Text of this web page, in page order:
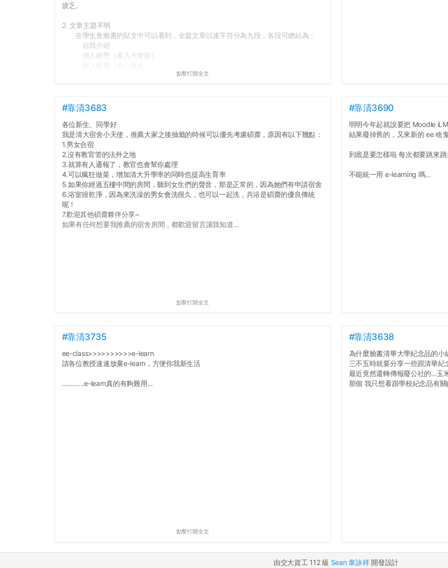
疲乏。
2. 文章主題不明
在學生會臉書的貼文中可以看到，全篇文章以連字符分為九段，各段可總結為：
自我介紹
個人經歷（進入大學前）
點擊打開全文
#靠清3683
各位新生、同學好
我是清大宿舍小天使，推薦大家之後抽籤的時候可以優先考慮碩齋，原因有以下幾點：
1.男女合宿
2.沒有教官管的法外之地
3.就算有人通報了，教官也會幫你處理
4.可以瘋狂做菜，增加清大升學率的同時也提高生育率
5.如果你經過五樓中間的房間，聽到女生們的聲音，那是正常的，因為她們有申請宿舍
6.浴室很乾淨，因為來洗澡的男女會洗很久，也可以一起洗，共浴是碩齋的優良傳統
呢！
7.歡迎其他碩齋夥伴分享~
如果有任何想要我推薦的宿舍房間，都歡迎留言讓我知道...
點擊打開全文
#靠清3690
明明今年起就說要把 Moodle
結果廢掉舊的，又來新的 ee 啥
到底是要怎樣啦 每次都要跳來
不能統一用 e-learning 嗎...
#靠清3735
ee-class>>>>>>>>>>e-learn
請各位教授速速放棄e-learn，方便你我新生活
............e-learn真的有夠難用...
點擊打開全文
#靠清3638
為什麼臉書清華大學紀念品的
三不五時就要分享一些跟清華紀
最近竟然還轉傳報廢公社的...玉
那個 我只想看跟學校紀念品有
由交大資工 112 級 Sean 韋詠祥開發設計